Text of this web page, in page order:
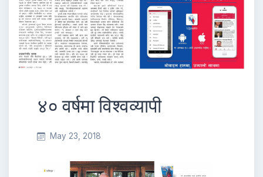
४० वर्षमा विश्वव्यापी
May 23, 2018